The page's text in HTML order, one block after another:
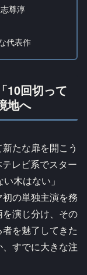
尊淳
代表作
10回切って
地へ
たな扉を開こう
レビ系でスター
木はない」
の単独主演を務
演じ分け、その
を魅了してきた
すでに大きな注